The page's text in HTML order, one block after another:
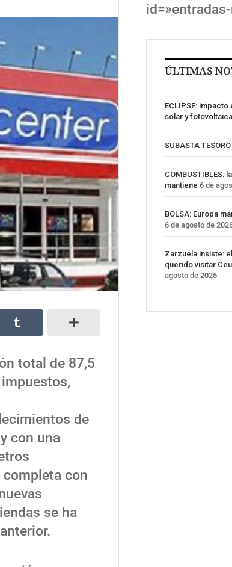
total de 87,5
de
con una
completa con
se ha
ÚLTIMAS
ECLIPSE:
solar y fotovoltaica
SUBASTA TESORO
COMBUSTIBLES:
mantiene 6 de
BOLSA: Europa
6 de agosto de
Zarzuela insiste:
querido visitar
agosto de 2026